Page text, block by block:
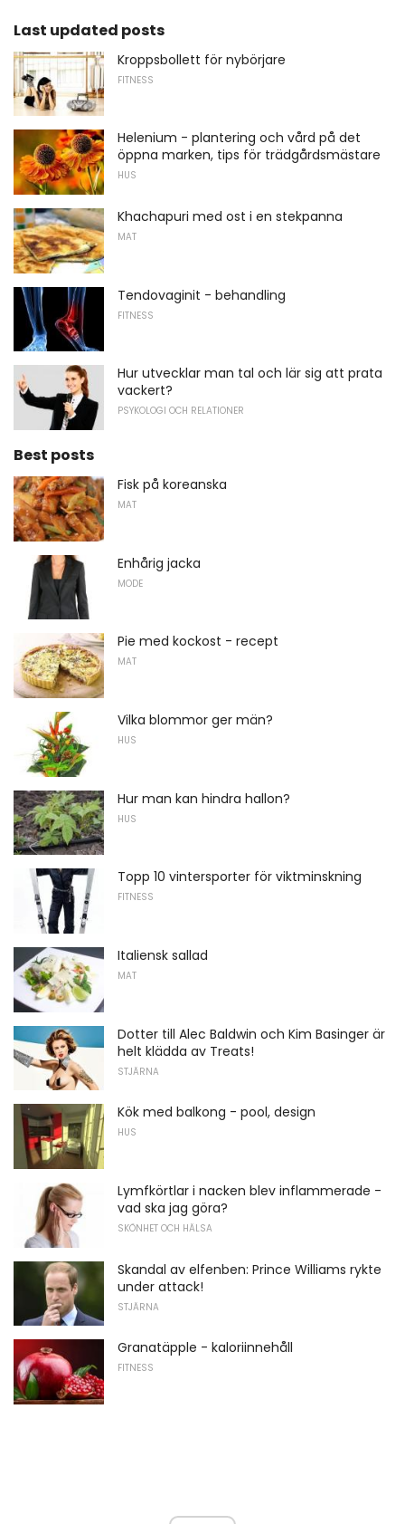
Last updated posts
Kroppsbollett för nybörjare
FITNESS
Helenium - plantering och vård på det
öppna marken, tips för trädgårdsmästare
HUS
Khachapuri med ost i en stekpanna
MAT
Tendovaginit - behandling
FITNESS
Hur utvecklar man tal och lär sig att prata
vackert?
PSYKOLOGI OCH RELATIONER
Best posts
Fisk på koreanska
MAT
Enhårig jacka
MODE
Pie med kockost - recept
MAT
Vilka blommor ger män?
HUS
Hur man kan hindra hallon?
HUS
Topp 10 vintersporter för viktminskning
FITNESS
Italiensk sallad
MAT
Dotter till Alec Baldwin och Kim Basinger är
helt klädda av Treats!
STJÄRNA
Kök med balkong - pool, design
HUS
Lymfkörtlar i nacken blev inflammerade -
vad ska jag göra?
SKÖNHET OCH HÄLSA
Skandal av elfenben: Prince Williams rykte
under attack!
STJÄRNA
Granatäpple - kaloriinnehåll
FITNESS